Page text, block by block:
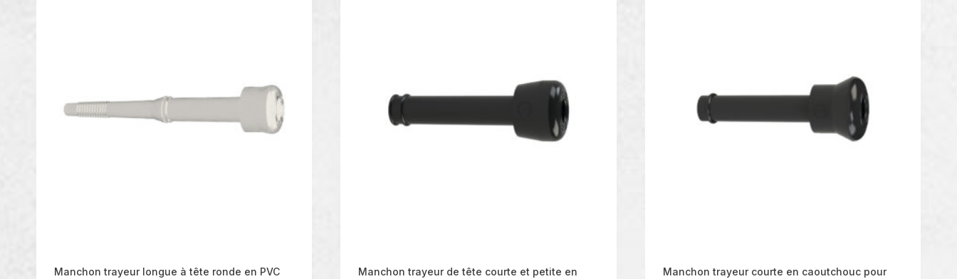
Manchon trayeur longue à tête ronde en PVC
Manchon trayeur de tête courte et petite en
Manchon trayeur courte en caoutchouc pour